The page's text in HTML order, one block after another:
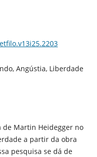
Angústia, Liberdade
de Martin Heidegger no
a partir da obra
pesquisa se dá de